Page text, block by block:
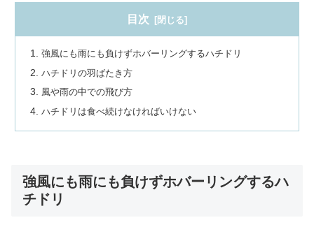
目次
強風にも雨にも負けずホバーリングするハチドリ
ハチドリの羽ばたき方
風や雨の中での飛び方
ハチドリは食べ続けなければいけない
強風にも雨にも負けずホバーリングするハ
チドリ